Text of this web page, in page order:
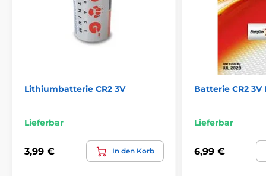
Lithiumbatterie CR2 3V
Lieferbar
3,99 € In den Korb
Batterie CR2 3V
Lieferbar
6,99 €